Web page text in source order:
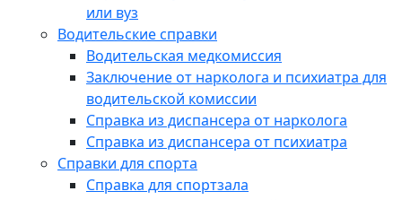
или вуз
Водительские справки
Водительская медкомиссия
Заключение от нарколога и психиатра для
водительской комиссии
Справка из диспансера от нарколога
Справка из диспансера от психиатра
Справки для спорта
Справка для спортзала